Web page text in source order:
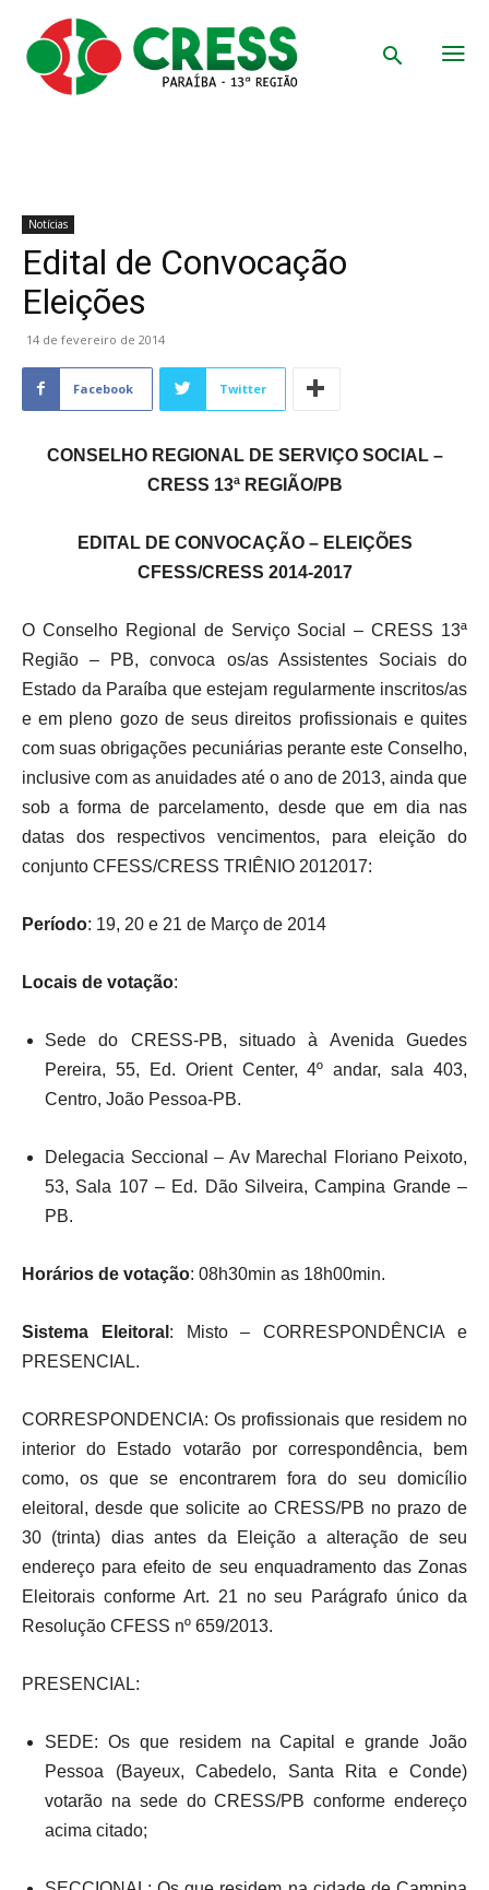
Notícias
Edital de Convocação
Eleições
14 de fevereiro de 2014
Facebook Twitter
CONSELHO REGIONAL DE SERVIÇO SOCIAL –
CRESS 13ª REGIÃO/PB
EDITAL DE CONVOCAÇÃO – ELEIÇÕES
CFESS/CRESS 2014-2017
O Conselho Regional de Serviço Social – CRESS 13ª
Região – PB, convoca os/as Assistentes Sociais do
Estado da Paraíba que estejam regularmente inscritos/as
e em pleno gozo de seus direitos profissionais e quites
com suas obrigações pecuniárias perante este Conselho,
inclusive com as anuidades até o ano de 2013, ainda que
sob a forma de parcelamento, desde que em dia nas
datas dos respectivos vencimentos, para eleição do
conjunto CFESS/CRESS TRIÊNIO 2012017:
Período: 19, 20 e 21 de Março de 2014
Locais de votação:
Sede do CRESS-PB, situado à Avenida Guedes
Pereira, 55, Ed. Orient Center, 4º andar, sala 403,
Centro, João Pessoa-PB.
Delegacia Seccional – Av Marechal Floriano Peixoto,
53, Sala 107 – Ed. Dão Silveira, Campina Grande –
PB.
Horários de votação: 08h30min as 18h00min.
Sistema Eleitoral : Misto – CORRESPONDÊNCIA e
PRESENCIAL.
CORRESPONDENCIA: Os profissionais que residem no
interior do Estado votarão por correspondência, bem
como, os que se encontrarem fora do seu domicílio
eleitoral, desde que solicite ao CRESS/PB no prazo de
30 (trinta) dias antes da Eleição a alteração de seu
endereço para efeito de seu enquadramento das Zonas
Eleitorais conforme Art. 21 no seu Parágrafo único da
Resolução CFESS nº 659/2013.
PRESENCIAL:
SEDE: Os que residem na Capital e grande João
Pessoa (Bayeux, Cabedelo, Santa Rita e Conde)
votarão na sede do CRESS/PB conforme endereço
acima citado;